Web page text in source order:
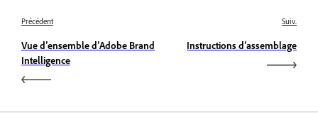
Précédent
Vue d’ensemble d’Adobe Brand
Intelligence
Suiv.
Instructions d’assemblage